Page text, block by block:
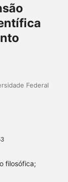
Federal
filosófica;